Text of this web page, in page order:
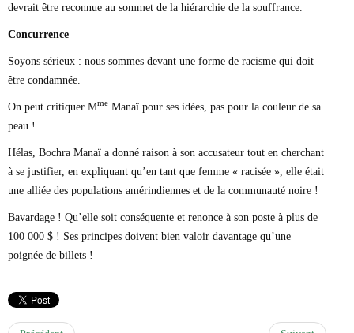
devrait être reconnue au sommet de la hiérarchie de la souffrance.
Concurrence
Soyons sérieux : nous sommes devant une forme de racisme qui doit
être condamnée.
On peut critiquer Mme Manaï pour ses idées, pas pour la couleur de sa
peau !
Hélas, Bochra Manaï a donné raison à son accusateur tout en cherchant
à se justifier, en expliquant qu’en tant que femme « racisée », elle était
une alliée des populations amérindiennes et de la communauté noire !
Bavardage ! Qu’elle soit conséquente et renonce à son poste à plus de
100 000 $ ! Ses principes doivent bien valoir davantage qu’une
poignée de billets !